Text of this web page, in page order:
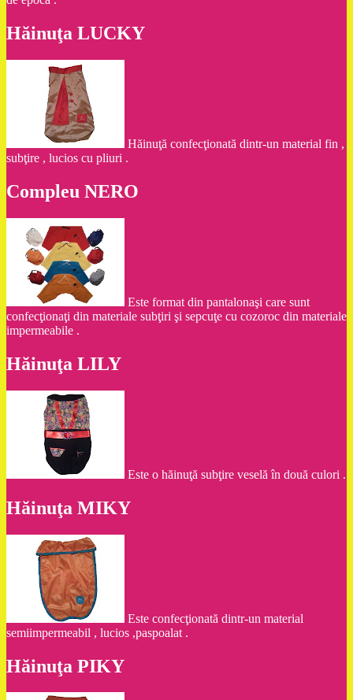
Hăinuţa LUCKY
Hăinuţă confecţionată dintr-un material fin ,
subţire , lucios cu pliuri .
Compleu NERO
Este format din pantalonaşi care sunt
confecţionaţi din materiale subţiri şi sepcuţe cu cozoroc din materiale
impermeabile .
Hăinuţa LILY
Este o hăinuţă subţire veselă în două culori .
Hăinuţa MIKY
Este confecţionată dintr-un material
semiimpermeabil , lucios ,paspoalat .
Hăinuţa PIKY